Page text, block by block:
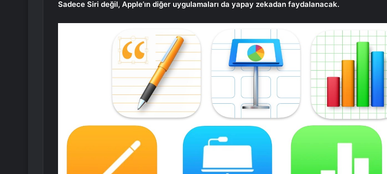
Sadece Siri değil, Apple’ın diğer uygulamaları da yapay zekadan faydalanacak.